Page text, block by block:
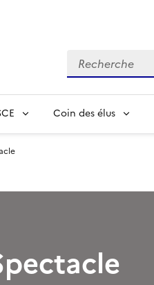
Recherche
Coin des élus